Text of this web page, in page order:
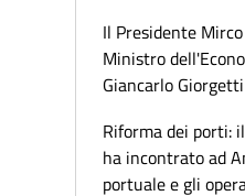
Il Presidente
Ministro
Giancarlo Giorgetti
Riforma dei porti:
ha incontrato ad
portuale e gli